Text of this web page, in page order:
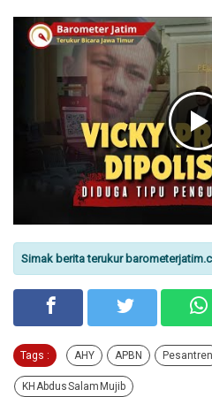
Simak berita terukur
Tags : AHY APBN Pesantren
KH Abdus Salam Mujib